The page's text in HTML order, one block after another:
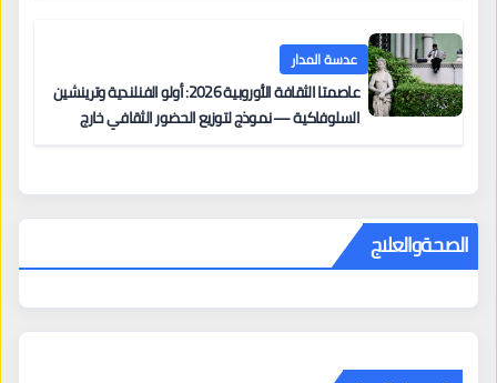
عدسة المدار
عاصمتا الثقافة الأوروبية 2026: أولو الفنلندية وترينشين
السلوفاكية — نموذج لتوزيع الحضور الثقافي خارج
الصحةوالعلاج